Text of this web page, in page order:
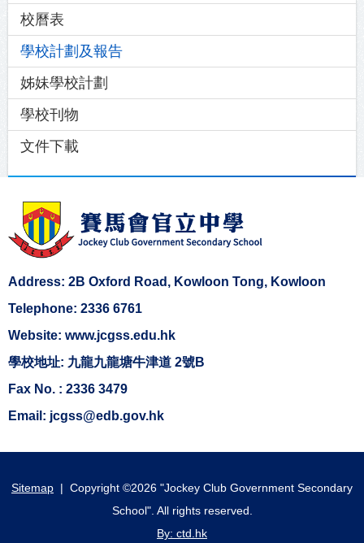
校曆表
學校計劃及報告
姊妹學校計劃
學校刊物
文件下載
Address: 2B Oxford Road, Kowloon Tong, Kowloon
Telephone: 2336 6761
Website: www.jcgss.edu.hk
學校地址: 九龍九龍塘牛津道 2號B
Fax No. : 2336 3479
Email: jcgss@edb.gov.hk
Sitemap | Copyright ©2026 "Jockey Club Government Secondary
School". All rights reserved.
By: ctd.hk